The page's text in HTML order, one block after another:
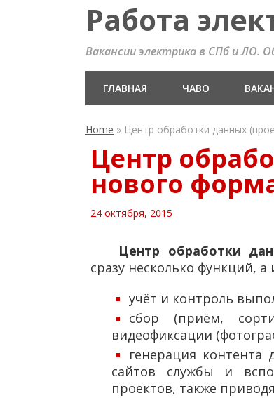
Работа
Вакансии электрика в СПб и ЛО.
ГЛАВНАЯ ЧАВО
Home » Центр обработки данных
Центр
нового
24 октября, 2015
Центр обработки
сразу несколько функций,
учёт и контроль
сбор (приём,
видеофиксации
генерация
сайтов службы и
проектов, также